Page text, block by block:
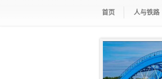
首页 人与铁路